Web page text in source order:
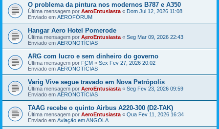
O problema da pintura nos modernos B787 e A350
Última mensagem por AeroEntusiasta « Dom Jul 12, 2026 11:08
Enviado em AEROFÓRUM
Hangar Aero Hotel Pomerode
Última mensagem por AeroEntusiasta « Seg Mar 09, 2026 22:43
Enviado em AERONOTÍCIAS
ARG com lucro e sem dinheiro do governo
Última mensagem por FCM « Sex Fev 27, 2026 20:02
Enviado em AERONOTÍCIAS
Varig Vive segue travado em Nova Petrópolis
Última mensagem por AeroEntusiasta « Seg Fev 23, 2026 09:59
Enviado em AERONOTÍCIAS
TAAG recebe o quinto Airbus A220-300 (D2-TAK)
Última mensagem por AeroEntusiasta « Qua Fev 11, 2026 16:34
Enviado em Aviação em ANGOLA